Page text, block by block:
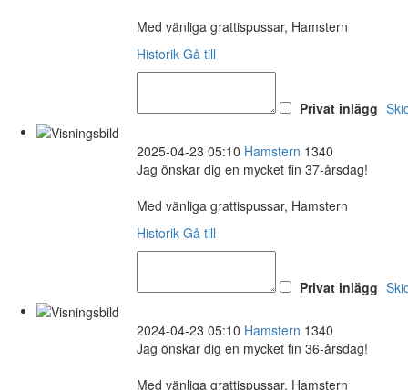
Med vänliga grattispussar, Hamstern
Historik Gå till
Privat inlägg
2025-04-23 05:10 Hamstern 1340
Jag önskar dig en mycket fin 37-årsdag!
Med vänliga grattispussar, Hamstern
Historik Gå till
Privat inlägg
2024-04-23 05:10 Hamstern 1340
Jag önskar dig en mycket fin 36-årsdag!
Med vänliga grattispussar, Hamstern